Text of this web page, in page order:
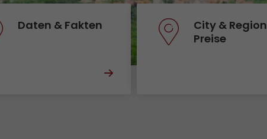
Pressematerial
Daten & Fakten
City & Region
Preise